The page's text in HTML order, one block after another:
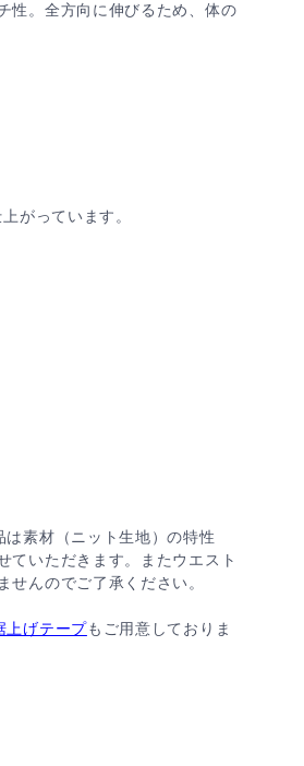
性。全方向に伸びるため、体の
がっています。
素材（ニット生地）の特性
ていただきます。またウエスト
んのでご了承ください。
上げテープもご用意しておりま